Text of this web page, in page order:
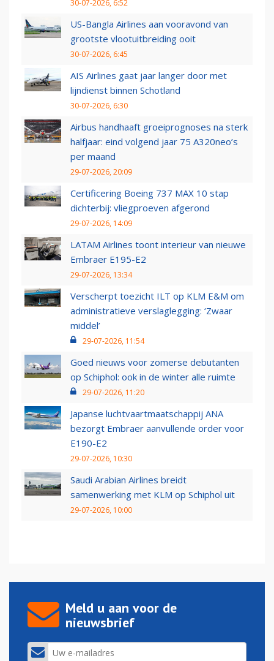
30-07-2026, 6:52
US-Bangla Airlines aan vooravond van
grootste vlootuitbreiding ooit
30-07-2026, 6:45
AIS Airlines gaat jaar langer door met
lijndienst binnen Schotland
30-07-2026, 6:30
Airbus handhaaft groeiprognoses na sterk
halfjaar: eind volgend jaar 75 A320neo’s
per maand
29-07-2026, 20:09
Certificering Boeing 737 MAX 10 stap
dichterbij: vliegproeven afgerond
29-07-2026, 14:09
LATAM Airlines toont interieur van nieuwe
Embraer E195-E2
29-07-2026, 13:34
Verscherpt toezicht ILT op KLM E&M om
administratieve verslaglegging: ‘Zwaar
middel’
29-07-2026, 11:54
Goed nieuws voor zomerse debutanten
op Schiphol: ook in de winter alle ruimte
29-07-2026, 11:20
Japanse luchtvaartmaatschappij ANA
bezorgt Embraer aanvullende order voor
E190-E2
29-07-2026, 10:30
Saudi Arabian Airlines breidt
samenwerking met KLM op Schiphol uit
29-07-2026, 10:00
Meld u aan voor de
nieuwsbrief